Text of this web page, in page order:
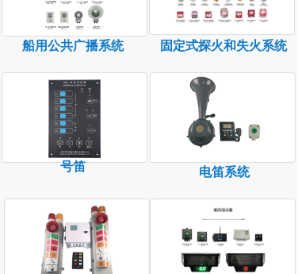
船用公共广播系统 固定式探火和失火系统
号笛 电笛系统